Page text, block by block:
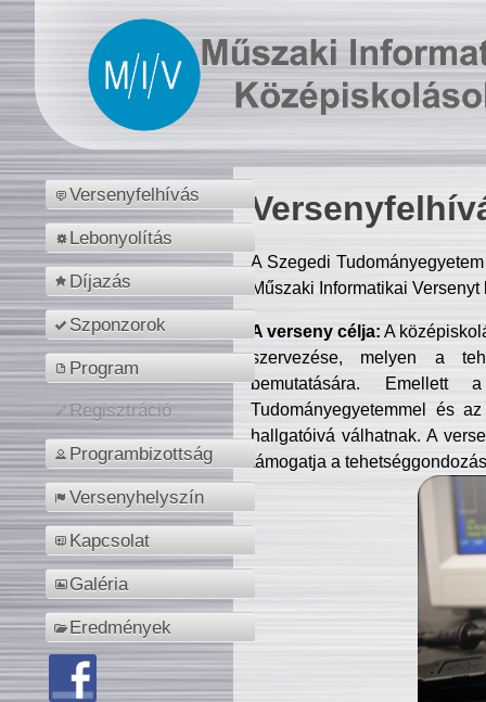
Versenyfelhívás
Lebonyolítás
Díjazás
Szponzorok
Program
Regisztráció
Programbizottság
Versenyhelyszín
Kapcsolat
Galéria
Eredmények
A Szegedi
Műszaki Informatikai
A verseny célja: A
szervezése, melyen a
bemutatására. Emellett
Tudományegyetemmel és
hallgatóivá válhatnak. A
támogatja a